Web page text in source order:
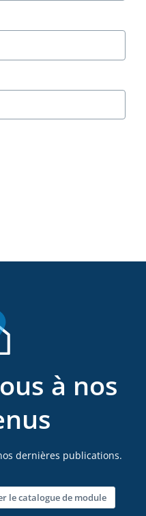
à nos
dernières publications.
le catalogue de module